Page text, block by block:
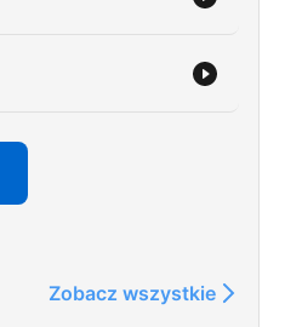
Zobacz wszystkie